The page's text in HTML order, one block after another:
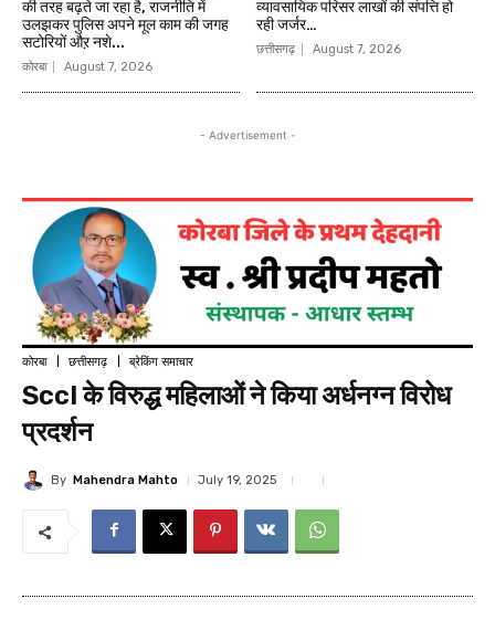
की तरह बढ़ते जा रहा है, राजनीति में
उलझकर पुलिस अपने मूल काम की जगह
सटोरियों औऱ नशे...
कोरबा August 7, 2026
व्यावसायिक परिसर लाखों की संपत्ति हो
रही जर्जर…
छत्तीसगढ़ August 7, 2026
- Advertisement -